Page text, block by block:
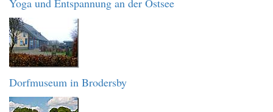
Yoga und Entspannung an der Ostsee
Dorfmuseum in Brodersby